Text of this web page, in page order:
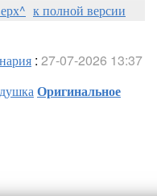
к полной версии
: 27-07-2026 13:37
Оригинальное